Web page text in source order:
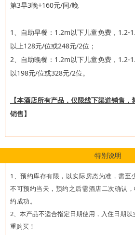
第3早3晚+160元/间/晚
1、
自助早餐：1.2m以下儿童免费，1.2-
以上128元/位或248元/2位；
2、自助晚餐：1.2m以下儿童免费，1.2-
以198元/位或328元/2位。
【本酒店所有产品，仅限线下渠道销售
销售】
特别说明
1、预约库存有限，以实际房态为准，需至
不可预约当天，预约之后需酒店二次确认
约成功。
2、本产品不适合指定日期使用，入住日期
重购买！